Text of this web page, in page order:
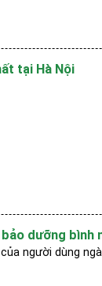
tại Hà Nội
dưỡng bình
người dùng